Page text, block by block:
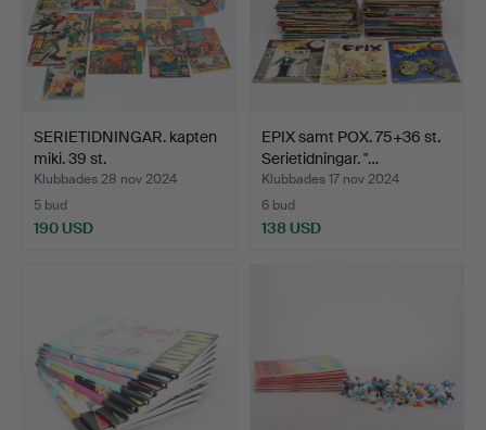
SERIETIDNINGAR. kapten
miki. 39 st.
Klubbades 28 nov 2024
5 bud
190 USD
EPIX samt POX. 75+36 st.
Serietidningar. "…
Klubbades 17 nov 2024
6 bud
138 USD